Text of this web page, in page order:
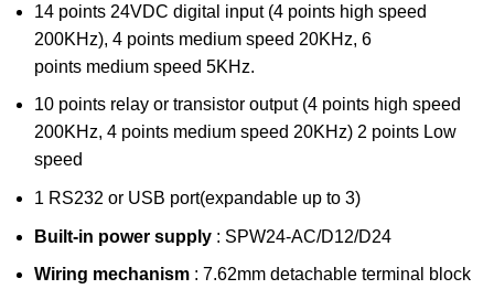
14 points 24VDC digital input (4 points high speed
200KHz), 4 points medium speed 20KHz, 6
points medium speed 5KHz.
10 points relay or transistor output (4 points high speed
200KHz, 4 points medium speed 20KHz) 2 points Low
speed
1 RS232 or USB port(expandable up to 3)
Built-in power supply: SPW24-AC/D12/D24
Wiring mechanism: 7.62mm detachable terminal block